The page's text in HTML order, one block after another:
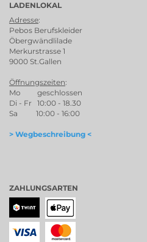
LADENLOKAL
Adresse:
Pebos Berufskleider
Öbergwändlilade
Merkurstrasse 1
9000 St.Gallen
Öffnungszeiten:
Mo geschlossen
Di - Fr 10:00 - 18.30
Sa 10:00 - 16:00
> Wegbeschreibung <
ZAHLUNGSARTEN